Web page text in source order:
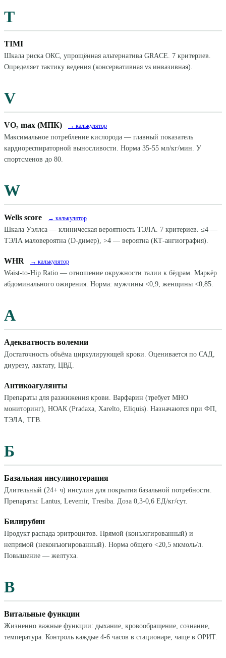
T
TIMI
Шкала риска ОКС, упрощённая альтернатива GRACE. 7 критериев.
Определяет тактику ведения (консервативная vs инвазивная).
V
VO₂ max (МПК) → калькулятор
Максимальное потребление кислорода — главный показатель
кардиореспираторной выносливости. Норма 35-55 мл/кг/мин. У
спортсменов до 80.
W
Wells score → калькулятор
Шкала Уэллса — клиническая вероятность ТЭЛА. 7 критериев. ≤4 —
ТЭЛА маловероятна (D-димер), >4 — вероятна (КТ-ангиография).
WHR → калькулятор
Waist-to-Hip Ratio — отношение окружности талии к бёдрам. Маркёр
абдоминального ожирения. Норма: мужчины <0,9, женщины <0,85.
А
Адекватность волемии
Достаточность объёма циркулирующей крови. Оценивается по САД,
диурезу, лактату, ЦВД.
Антикоагулянты
Препараты для разжижения крови. Варфарин (требует МНО
мониторинг), НОАК (Pradaxa, Xarelto, Eliquis). Назначаются при ФП,
ТЭЛА, ТГВ.
Б
Базальная инсулинотерапия
Длительный (24+ ч) инсулин для покрытия базальной потребности.
Препараты: Lantus, Levemir, Tresiba. Доза 0,3-0,6 ЕД/кг/сут.
Билирубин
Продукт распада эритроцитов. Прямой (конъюгированный) и
непрямой (неконъюгированный). Норма общего <20,5 мкмоль/л.
Повышение — желтуха.
В
Витальные функции
Жизненно важные функции: дыхание, кровообращение, сознание,
температура. Контроль каждые 4-6 часов в стационаре, чаще в ОРИТ.